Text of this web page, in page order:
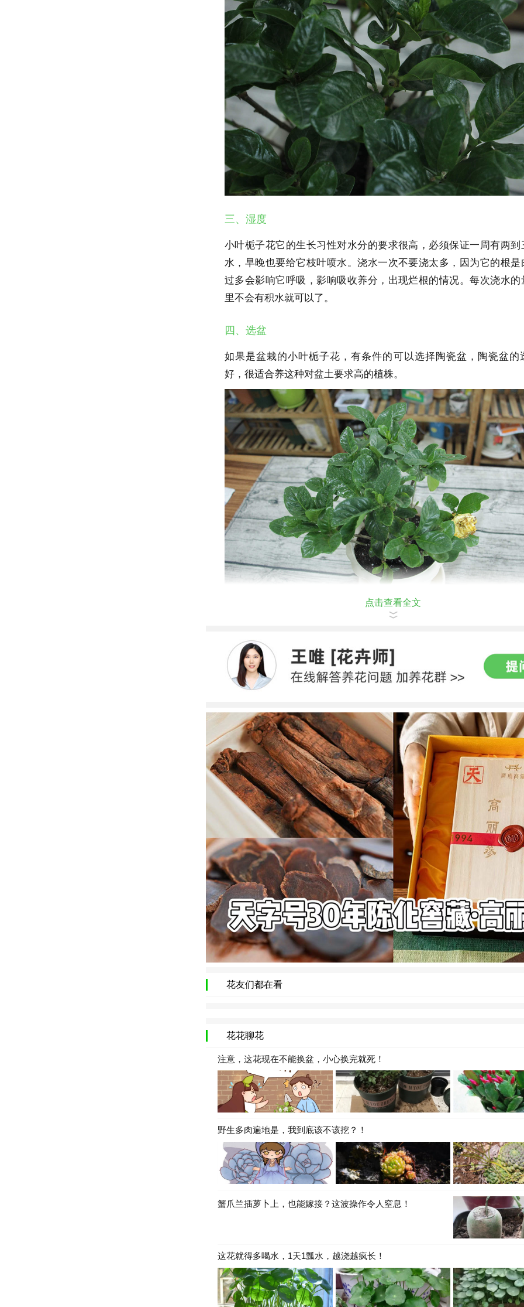
三、湿度
小叶栀子花它的生长习性对水分的要求很高，必须保证一周有两到
水，早晚也要给它枝叶喷水。浇水一次不要浇太多，因为它的根是
过多会影响它呼吸，影响吸收养分，出现烂根的情况。每次浇水的
里不会有积水就可以了。
四、选盆
如果是盆栽的小叶栀子花，有条件的可以选择陶瓷盆，陶瓷盆的
好，很适合养这种对盆土要求高的植株。
点击查看全文
花友们都在看
花花聊花
注意，这花现在不能换盆，小心换完就死！
野生多肉遍地是，我到底该不该挖？！
蟹爪兰插萝卜上，也能嫁接？这波操作令人窒息！
这花就得多喝水，1天1瓢水，越浇越疯长！